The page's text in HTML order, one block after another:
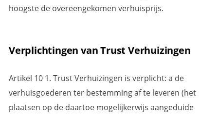
hoogste de overeengekomen verhuisprijs.
Verplichtingen van Trust Verhuizingen
Artikel 10 1. Trust Verhuizingen is verplicht: a de
verhuisgoederen ter bestemming af te leveren (het
plaatsen op de daartoe mogelijkerwijs aangeduide